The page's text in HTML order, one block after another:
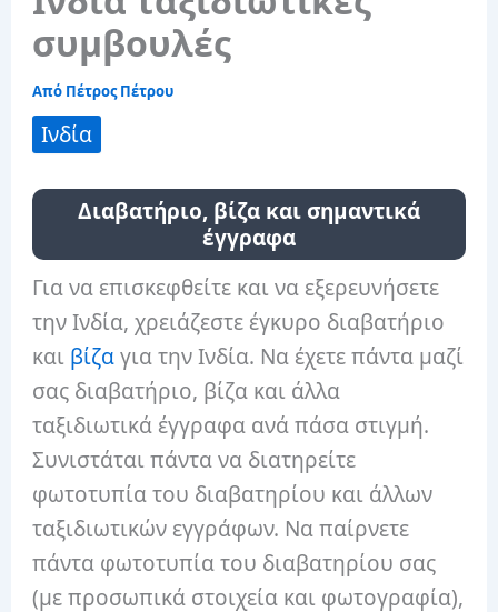
συμβουλές
Από Πέτρος Πέτρου
Ινδία
Διαβατήριο, βίζα και σημαντικά
έγγραφα
Για να επισκεφθείτε και να εξερευνήσετε
την Ινδία, χρειάζεστε έγκυρο διαβατήριο
και βίζαγια την Ινδία. Να έχετε πάντα μαζί
σας διαβατήριο, βίζα και άλλα
ταξιδιωτικά έγγραφα ανά πάσα στιγμή.
Συνιστάται πάντα να διατηρείτε
φωτοτυπία του διαβατηρίου και άλλων
ταξιδιωτικών εγγράφων. Να παίρνετε
πάντα φωτοτυπία του διαβατηρίου σας
(με προσωπικά στοιχεία και φωτογραφία),